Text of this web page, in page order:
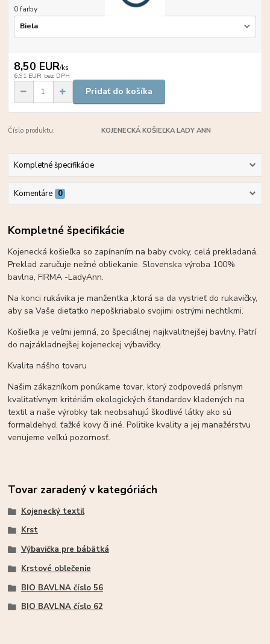
0 farby
8,50 EUR/ks
6,91 EUR bez DPH
Pridať do košíka
Číslo produktu: KOJENECKÁ KOŠIEĽKA LADY ANN
Kompletné špecifikácie
Komentáre 0
Kompletné špecifikácie
Kojenecká košieľka so zapínaním na baby cvoky, celá prekladaná.
Preklad zaručuje nežné obliekanie. Slovenska výroba 100%
bavlna, FIRMA -LadyAnn.
Na konci rukávika je manžentka ,ktorá sa da vystrieť do rukavičky,
aby sa Vaše dieťatko nepoškriabalo svojimi ostrými nechtíkmi.
Košieľka je veľmi jemná, zo špeciálnej najkvalitnejšej bavlny. Patrí
do najzákladnejšej kojeneckej výbavičky.
Kvalita nášho tovaru
Našim zákazníkom ponúkame tovar, ktorý zodpovedá prísnym
kvalitatívnym kritériám ekologických štandardov kladených na
textil a naše výrobky tak neobsahujú škodlivé látky ako sú
formaldehyd, ťažké kovy či iné. Politike kvality a jej manažérstvu
venujeme veľkú pozornosť.
Tovar zaradený v kategóriách
Kojenecký textil
Krst
Výbavička pre bábätká
Krstové oblečenie
BIO BAVLNA číslo 56
BIO BAVLNA číslo 62